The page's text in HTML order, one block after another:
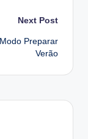
Next Post
Preparar
Verão